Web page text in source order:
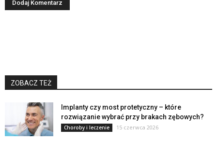
ZOBACZ TEŻ
Implanty czy most protetyczny – które
rozwiązanie wybrać przy brakach zębowych?
Choroby i leczenie 15 czerwca 2026